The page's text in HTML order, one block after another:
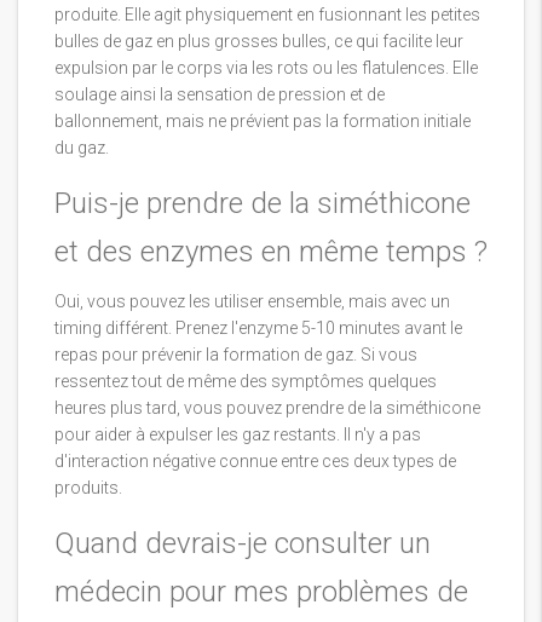
produite. Elle agit physiquement en fusionnant les petites
bulles de gaz en plus grosses bulles, ce qui facilite leur
expulsion par le corps via les rots ou les flatulences. Elle
soulage ainsi la sensation de pression et de
ballonnement, mais ne prévient pas la formation initiale
du gaz.
Puis-je prendre de la siméthicone
et des enzymes en même temps ?
Oui, vous pouvez les utiliser ensemble, mais avec un
timing différent. Prenez l'enzyme 5-10 minutes avant le
repas pour prévenir la formation de gaz. Si vous
ressentez tout de même des symptômes quelques
heures plus tard, vous pouvez prendre de la siméthicone
pour aider à expulser les gaz restants. Il n'y a pas
d'interaction négative connue entre ces deux types de
produits.
Quand devrais-je consulter un
médecin pour mes problèmes de